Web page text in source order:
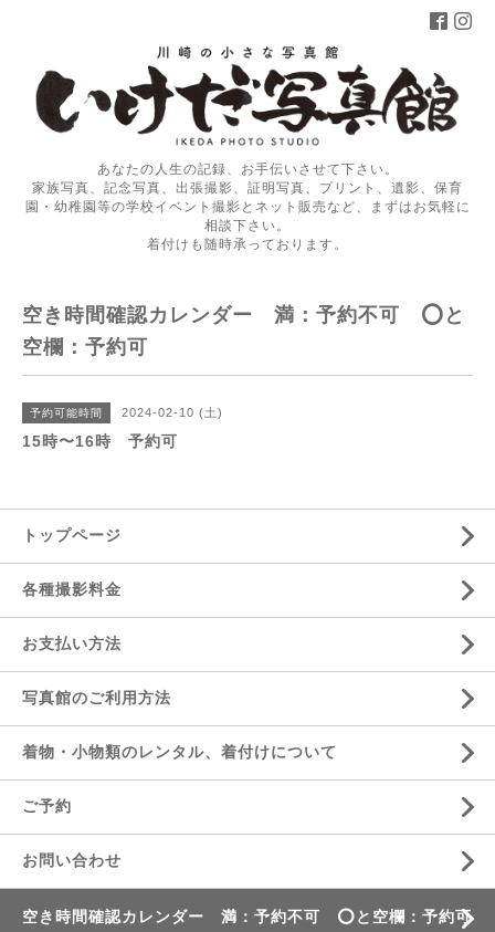
あなたの人生の記録、お手伝いさせて下さい。
家族写真、記念写真、出張撮影、証明写真、プリント、遺影、保育
園・幼稚園等の学校イベント撮影とネット販売など、まずはお気軽に
相談下さい。
着付けも随時承っております。
空き時間確認カレンダー 満：予約不可 ⭕️と
空欄：予約可
予約可能時間 2024-02-10 (土)
15時〜16時 予約可
トップページ
各種撮影料金
お支払い方法
写真館のご利用方法
着物・小物類のレンタル、着付けについて
ご予約
お問い合わせ
空き時間確認カレンダー 満：予約不可 ⭕️と空欄：予約可